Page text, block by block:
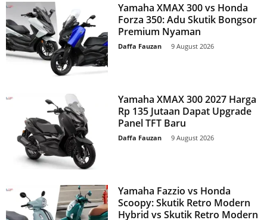
Yamaha XMAX 300 vs Honda
Forza 350: Adu Skutik Bongsor
Premium Nyaman
Daffa Fauzan 9 August 2026
Yamaha XMAX 300 2027 Harga
Rp 135 Jutaan Dapat Upgrade
Panel TFT Baru
Daffa Fauzan 9 August 2026
Yamaha Fazzio vs Honda
Scoopy: Skutik Retro Modern
Hybrid vs Skutik Retro Modern